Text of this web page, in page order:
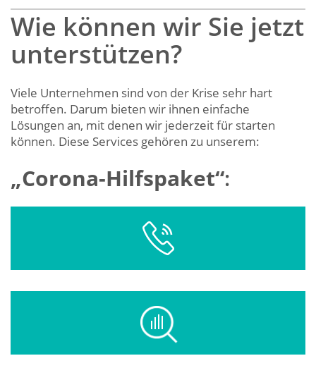
Wie können wir Sie jetzt
unterstützen?
Viele Unternehmen sind von der Krise sehr hart
betroffen. Darum bieten wir ihnen einfache
Lösungen an, mit denen wir jederzeit für starten
können. Diese Services gehören zu unserem:
„Corona-Hilfspaket“: